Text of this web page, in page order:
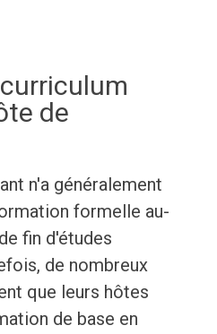
de
n'a généralement
formelle au-
fin d'études
de nombreux
que leurs hôtes
de base en